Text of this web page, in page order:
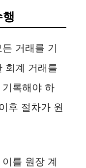
거래를 기
회계 거래를
록해야 하
후 절차가 원
를 원장 계